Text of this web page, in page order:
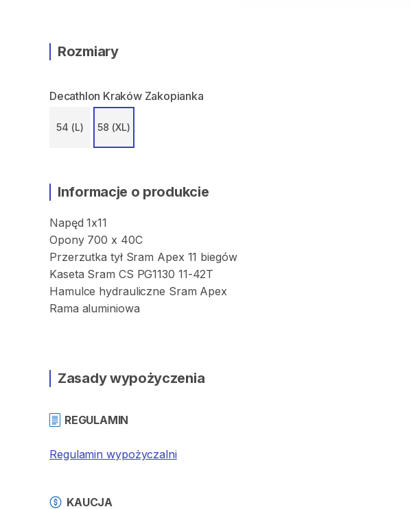
Rozmiary
Decathlon Kraków Zakopianka
54 (L) 58 (XL)
Informacje o produkcie
Napęd 1x11
Opony 700 x 40C
Przerzutka tył Sram Apex 11 biegów
Kaseta Sram CS PG1130 11-42T
Hamulce hydrauliczne Sram Apex
Rama aluminiowa
Zasady wypożyczenia
REGULAMIN
Regulamin wypożyczalni
KAUCJA